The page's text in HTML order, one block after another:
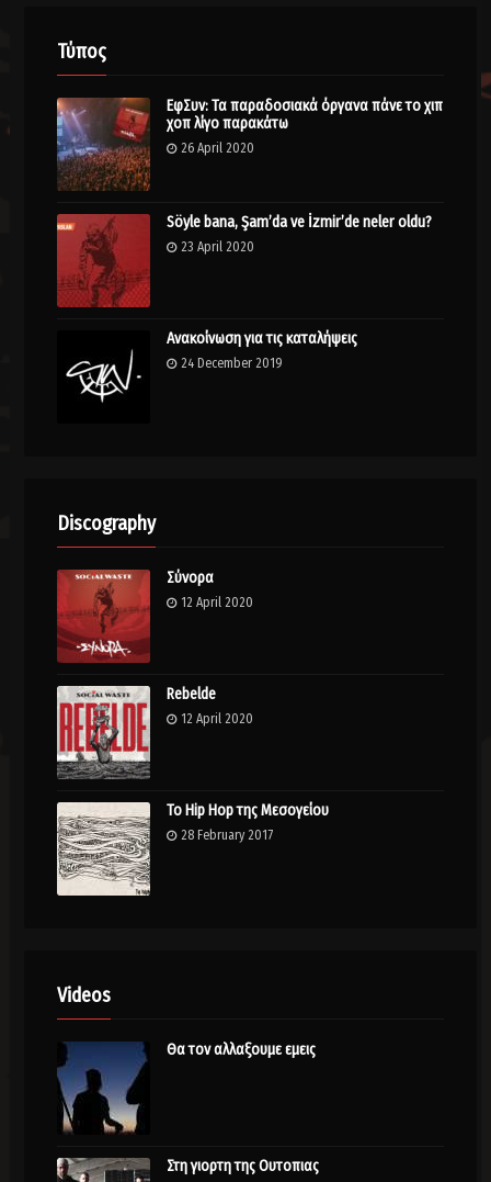
Τύπος
ΕφΣυν: Τα παραδοσιακά όργανα πάνε το χιπ
χοπ λίγο παρακάτω
26 April 2020
Söyle bana, Şam’da ve İzmir’de neler oldu?
23 April 2020
Ανακοίνωση για τις καταλήψεις
24 December 2019
Discography
Σύνορα
12 April 2020
Rebelde
12 April 2020
Το Hip Hop της Μεσογείου
28 February 2017
Videos
Θα τον αλλαξουμε εμεις
Στη γιορτη της Ουτοπιας